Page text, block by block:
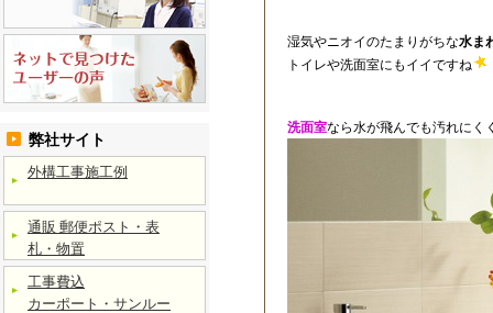
湿気やニオイのたまりがちな水ま
トイレや洗面室にもイイですね
洗面室なら水が飛んでも汚れにく
弊社サイト
外構工事施工例
通販 郵便ポスト・表
札・物置
工事費込
カーポート・サンルー